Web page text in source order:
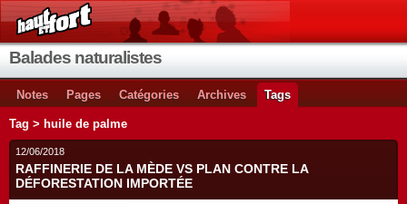
Balades naturalistes
Notes Pages Catégories Archives Tags
Tag > huile de palme
12/06/2018
RAFFINERIE DE LA MÈDE VS PLAN CONTRE LA
DÉFORESTATION IMPORTÉE